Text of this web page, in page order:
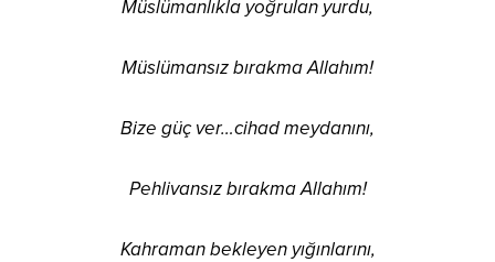
Müslümanlıkla yoğrulan yurdu,
Müslümansız bırakma Allahım!
Bize güç ver…cihad meydanını,
Pehlivansız bırakma Allahım!
Kahraman bekleyen yığınlarını,